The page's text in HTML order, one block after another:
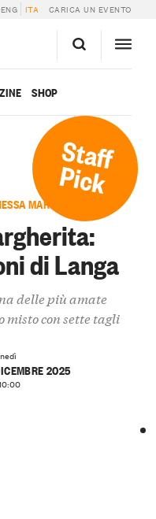
MARGHERITA: ANTICHE
ENG ITA CARICA UN EVENTO
SHOP
Staff
Pick
MARGHERITA
di Langa
delle più amate
con sette tagli
2025